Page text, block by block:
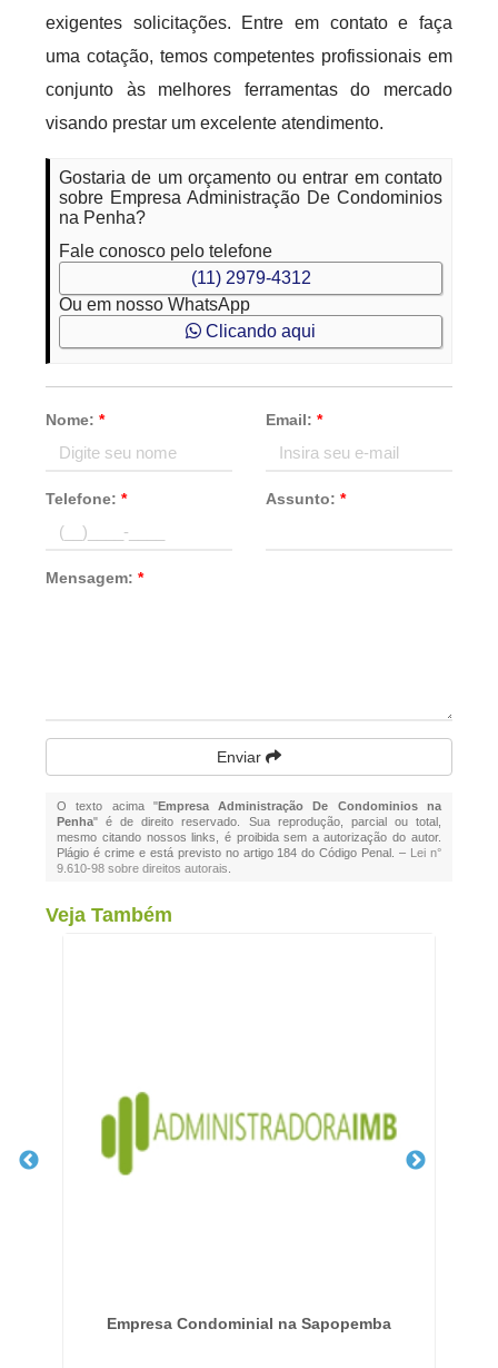
exigentes solicitações. Entre em contato e faça
uma cotação, temos competentes profissionais em
conjunto às melhores ferramentas do mercado
visando prestar um excelente atendimento.
Gostaria de um orçamento ou entrar em contato
sobre Empresa Administração De Condominios
na Penha?
Fale conosco pelo telefone
(11) 2979-4312
Ou em nosso WhatsApp
Clicando aqui
Nome:* Email: *
Telefone:* Assunto: *
Mensagem:*
Enviar
O texto acima "Empresa Administração De Condominios na
Penha" é de direito reservado. Sua reprodução, parcial ou total,
mesmo citando nossos links, é proibida sem a autorização do autor.
Plágio é crime e está previsto no artigo 184 do Código Penal. – Lei n°
9.610-98 sobre direitos autorais
Veja Também
Empresa Condominial na Sapopemba